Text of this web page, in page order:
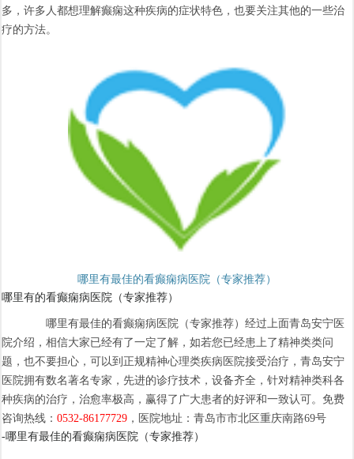
多，许多人都想理解癫痫这种疾病的症状特色，也要关注其他的一些治
疗的方法。
哪里有最佳的看癫痫病医院（专家推荐）
哪里有的看癫痫病医院（专家推荐）
哪里有最佳的看癫痫病医院（专家推荐）经过上面青岛安宁医
院介绍，相信大家已经有了一定了解，如若您已经患上了精神类类问
题，也不要担心，可以到正规精神心理类疾病医院接受治疗，青岛安宁
医院拥有数名著名专家，先进的诊疗技术，设备齐全，针对精神类科各
种疾病的治疗，治愈率极高，赢得了广大患者的好评和一致认可。免费
咨询热线：0532-86177729 ，医院地址：青岛市市北区重庆南路69号
-哪里有最佳的看癫痫病医院（专家推荐）